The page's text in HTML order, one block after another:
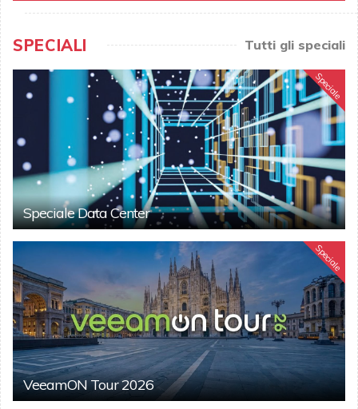
SPECIALI Tutti gli speciali
Speciale
Speciale Data Center
Speciale
VeeamON Tour 2026